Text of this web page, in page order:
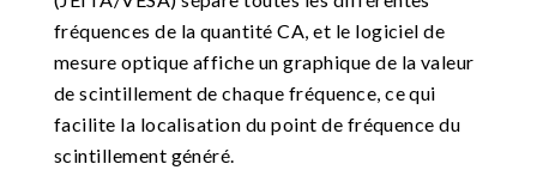
fréquences de la quantité CA, et le logiciel de
mesure optique affiche un graphique de la valeur
de scintillement de chaque fréquence, ce qui
facilite la localisation du point de fréquence du
scintillement généré.